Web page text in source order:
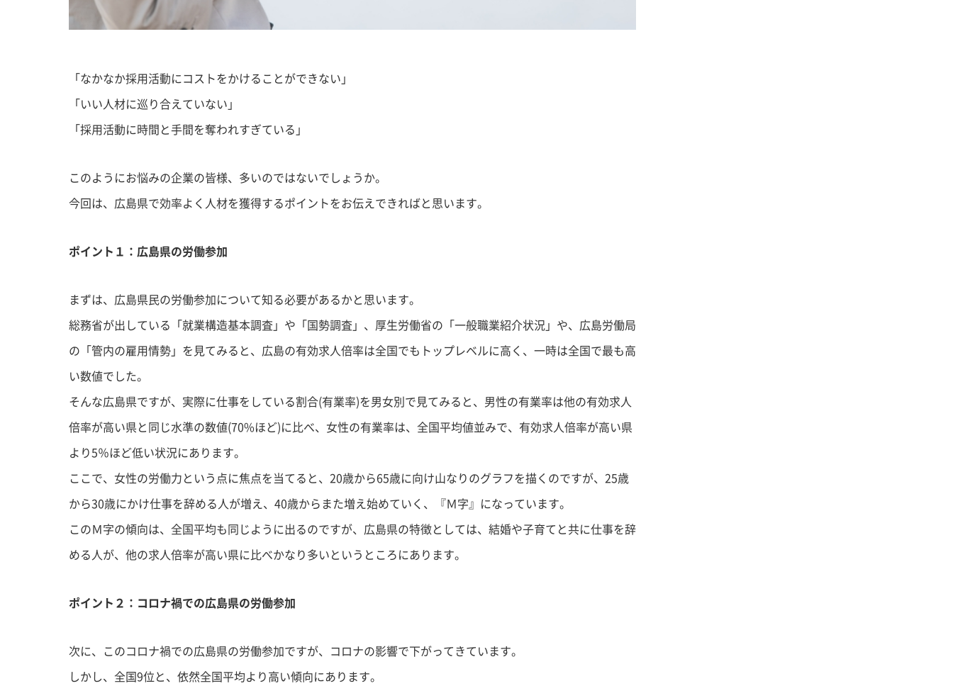
「なかなか採用活動にコストをかけることができない」
「いい人材に巡り合えていない」
「採用活動に時間と手間を奪われすぎている」
このようにお悩みの企業の皆様、多いのではないでしょうか。
今回は、広島県で効率よく人材を獲得するポイントをお伝えできればと思います。
ポイント１：広島県の労働参加
まずは、広島県民の労働参加について知る必要があるかと思います。
総務省が出している「就業構造基本調査」や「国勢調査」、厚生労働省の「一般職業紹介状況」や、広島労働局
の「管内の雇用情勢」を見てみると、広島の有効求人倍率は全国でもトップレベルに高く、一時は全国で最も高
い数値でした。
そんな広島県ですが、実際に仕事をしている割合(有業率)を男女別で見てみると、男性の有業率は他の有効求人
倍率が高い県と同じ水準の数値(70%ほど)に比べ、女性の有業率は、全国平均値並みで、有効求人倍率が高い県
より5％ほど低い状況にあります。
ここで、女性の労働力という点に焦点を当てると、20歳から65歳に向け山なりのグラフを描くのですが、25歳
から30歳にかけ仕事を辞める人が増え、40歳からまた増え始めていく、『Ｍ字』になっています。
このＭ字の傾向は、全国平均も同じように出るのですが、広島県の特徴としては、結婚や子育てと共に仕事を辞
める人が、他の求人倍率が高い県に比べかなり多いというところにあります。
ポイント２：コロナ禍での広島県の労働参加
次に、このコロナ禍での広島県の労働参加ですが、コロナの影響で下がってきています。
しかし、全国9位と、依然全国平均より高い傾向にあります。